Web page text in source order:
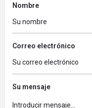
Nombre
Correo electrónico
Su mensaje